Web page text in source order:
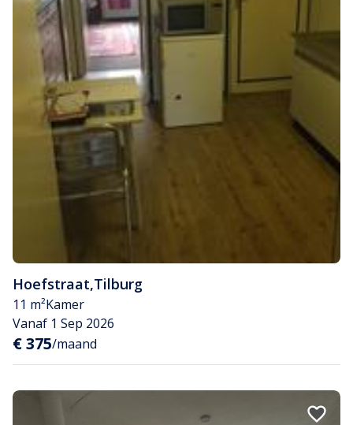
Hoefstraat,Tilburg
11 m²Kamer
Vanaf 1 Sep 2026
€ 375/maand